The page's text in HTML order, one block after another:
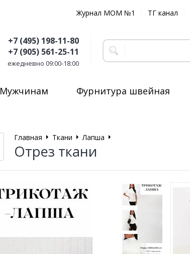
Журнал MOM №1 ТГ канал
+7 (495) 198-11-80
+7 (905) 561-25-11
ежедневно 09:00-18:00
Мужчинам Фурнитура швейная
Главная Ткани Лапша
Отрез ткани